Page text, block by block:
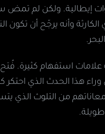
إيطالية. ولكن لم تمض
وأنه يرجّح أن تكون
استفهام كثيرة.
هذا الحدث الذي احتكر
من التلوث الذي